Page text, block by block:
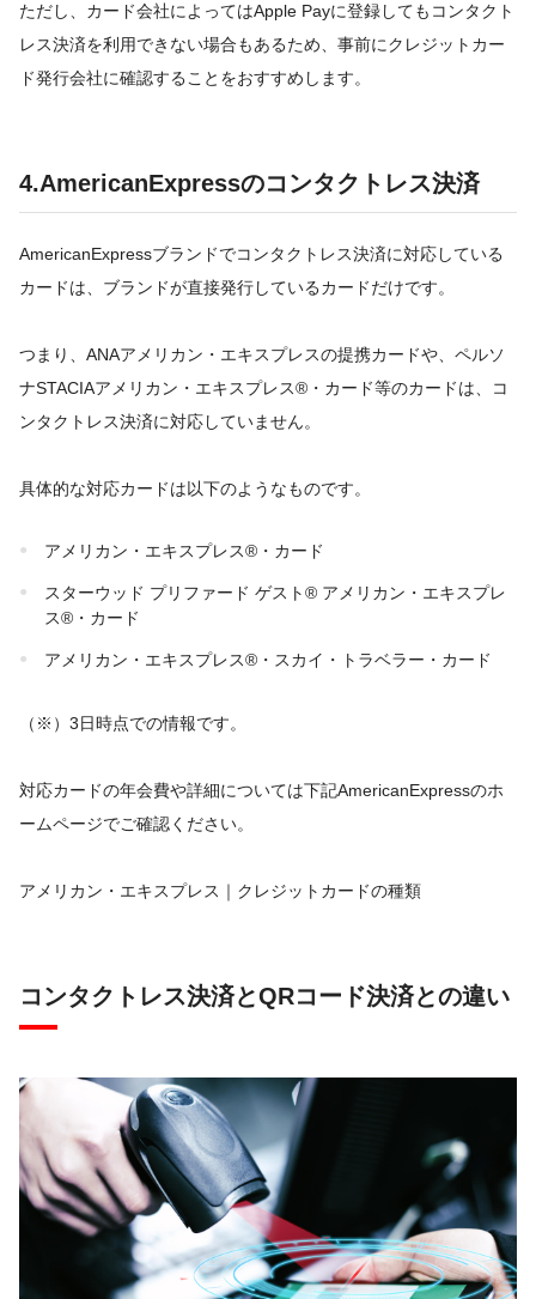
ただし、カード会社によってはApple Payに登録してもコンタクト
レス決済を利用できない場合もあるため、事前にクレジットカー
ド発行会社に確認することをおすすめします。
4.AmericanExpressのコンタクトレス決済
AmericanExpressブランドでコンタクトレス決済に対応している
カードは、ブランドが直接発行しているカードだけです。
つまり、ANAアメリカン・エキスプレスの提携カードや、ペルソ
ナSTACIAアメリカン・エキスプレス®・カード等のカードは、コ
ンタクトレス決済に対応していません。
具体的な対応カードは以下のようなものです。
アメリカン・エキスプレス®・カード
スターウッド プリファード ゲスト® アメリカン・エキスプレ
ス®・カード
アメリカン・エキスプレス®・スカイ・トラベラー・カード
（※）3日時点での情報です。
対応カードの年会費や詳細については下記AmericanExpressのホ
ームページでご確認ください。
アメリカン・エキスプレス｜クレジットカードの種類
コンタクトレス決済とQRコード決済との違い